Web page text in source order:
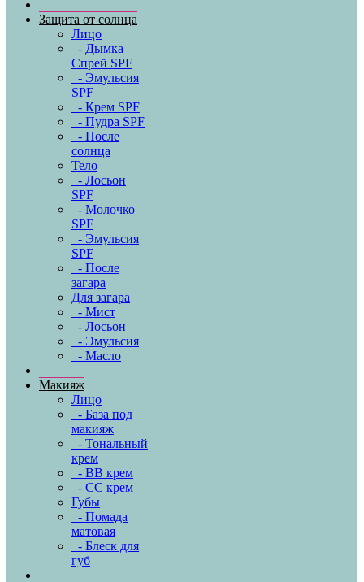
Защита от солнца
Лицо
- Дымка |
Спрей SPF
- Эмульсия
SPF
- Крем SPF
- Пудра SPF
- После
солнца
Тело
- Лосьон
SPF
- Молочко
SPF
- Эмульсия
SPF
- После
загара
Для загара
- Мист
- Лосьон
- Эмульсия
- Масло
Макияж
Лицо
- База под
макияж
- Тональный
крем
- BB крем
- CC крем
Губы
- Помада
матовая
- Блеск для
губ